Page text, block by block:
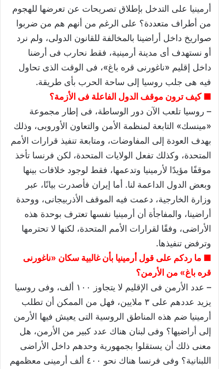
أرمينيا على التدخل بإطلاق تصريحات عن تعرضها للهجوم
من أطراف متعددة؟ على الرغم من أنهم هم من ضربوا
صواريخ داخل أراضينا بالمخالفة للقانون الدولى، ولم نرد
أو نستهدف أى مدينة أرمينية، فقط نحارب فى أرضنا
داخل إقليم «ناغورنى قره باغ»، فى الوقت الذى تحاول
فيه هى جلب روسيا إلى ساحة الحرب بأى طريقة.
■ كيف ترون موقف الدول الفاعلة فى الأزمة؟
– روسيا تلعب الآن دور الوساطة، فى إطار مجموعة
«مينسك» التابعة لمنظمة الأمن والتعاون الأوروبى، وذلك
بهدف العودة إلى المفاوضات، ومتابعة تنفيذ قرارات الأمم
المتحدة، وكذلك تفعل الولايات المتحدة، لكن فرنسا تأخذ
موقفًا مؤيدًا لأرمينيا وتدعمها، فقط لوجود خلافات بينها
وبعض الدول الداعمة لنا. أما إيران فأصدرت بيانًا، عبر
وزارة الخارجية، دعمت فيه الموقف الأذربيجانى، ووحدة
أراضينا، والمفاجأة أن أرمينيا نفسها تعترف بوحدة هذه
الأراضى، وفقًا لقرارات الأمم المتحدة، لكنها لا تحترمها
وترفض تنفيذها.
■ ما ردكم على قول أرمينيا بأن غالبية سكان «ناغورنى
قره باغ» من الأرمن؟
– عدد الأرمن فى الإقليم لا يتجاوز ١٠٠ ألف، وفى روسيا
يزيد عددهم على ٣ ملايين، فهل من الممكن أن تطلب
أرمينيا ضم هذه المناطق الروسية التى يعيش فيها الأرمن
إلى أراضيها؟ وفى لبنان هناك عدد كبير من الأرمن، هل
معنى ذلك أن يستقلوا بجمهورية وحدهم داخل الأراضى
اللبنانية؟ وفى فرنسا هناك نحو ٤٠٠ ألف أرمينى معظمهم